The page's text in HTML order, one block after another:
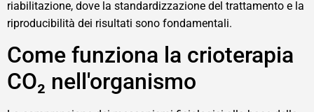
riabilitazione, dove la standardizzazione del trattamento e la
riproducibilità dei risultati sono fondamentali.
Come funziona la crioterapia
CO₂ nell'organismo